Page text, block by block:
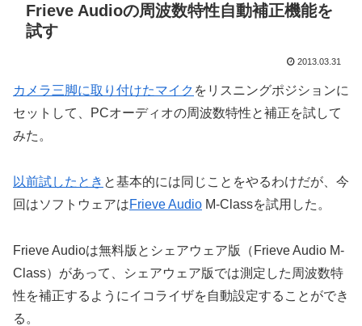
Frieve Audioの周波数特性自動補正機能を
試す
2013.03.31
カメラ三脚に取り付けたマイク をリスニングポジションに
セットして、PCオーディオの周波数特性と補正を試して
みた。
以前試したとき と基本的には同じことをやるわけだが、今
回はソフトウェアはFrieve Audio M-Classを試用した。
Frieve Audioは無料版とシェアウェア版（Frieve Audio M-
Class）があって、シェアウェア版では測定した周波数特
性を補正するようにイコライザを自動設定することができ
る。